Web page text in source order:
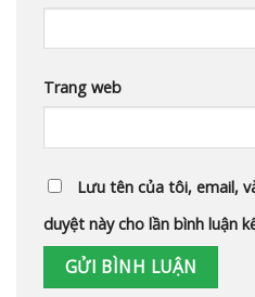
Trang web
Lưu tên của tôi, email,
duyệt này cho lần bình luận